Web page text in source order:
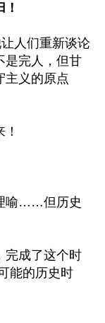
人们重新谈论
是完人，但甘
主义的原点
喻……但历史
完成了这个时
能的历史时